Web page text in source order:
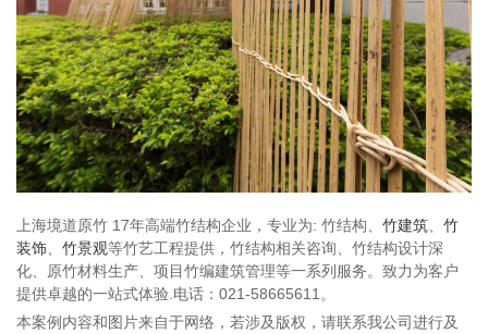
上海境道原竹 17年高端竹结构企业，专业为: 竹结构、 竹建筑
竹
装饰
竹景观等竹艺工程提供，竹结构相关咨询、竹结构设计深
化、原竹材料生产、项目竹编建筑管理等一系列服务。致力为客户
提供卓越的一站式体验.电话：021-58665611。
本案例内容和图片来自于网络，若涉及版权，请联系我公司进行及